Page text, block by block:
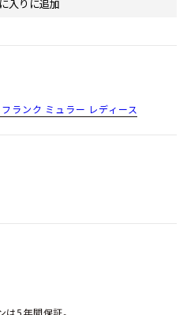
入りに追加
ランク ミュラー レディース